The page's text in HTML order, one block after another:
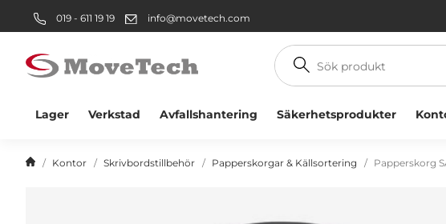
019 - 611 19 19 info@movetech.com
Sök
produkt
Lager Verkstad Avfallshantering Säkerhetsprodukter
Kontor Skrivbordstillbehör Papperskorgar & Källsortering Papperskorg